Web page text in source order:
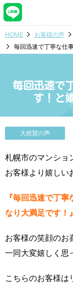
HOME お客様の声
毎回迅速で丁寧な仕
毎回迅速で
す！と
大絶賛の声
札幌市のマンショ
お客様より嬉しい
『毎回迅速で丁
なり大満足です！』
お客様の笑顔のお
一同大変嬉しく思
こちらのお客様は